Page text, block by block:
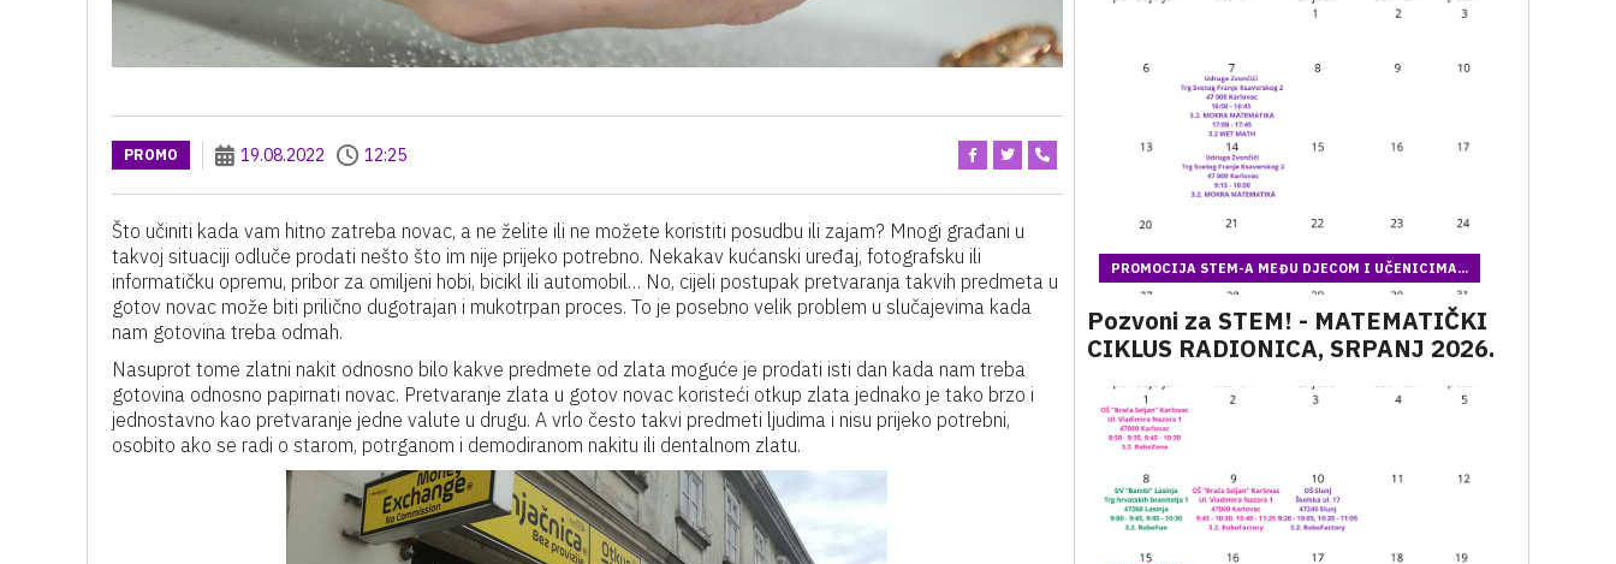
PROMO 19.08.2022 12:25
Što učiniti kada vam hitno zatreba novac, a ne želite ili ne možete koristiti posudbu ili zajam? Mnogi građani u
takvoj situaciji odluče prodati nešto što im nije prijeko potrebno. Nekakav kućanski uređaj, fotografsku ili
informatičku opremu, pribor za omiljeni hobi, bicikl ili automobil… No, cijeli postupak pretvaranja takvih predmeta u
gotov novac može biti prilično dugotrajan i mukotrpan proces. To je posebno velik problem u slučajevima kada
nam gotovina treba odmah.
Nasuprot tome zlatni nakit odnosno bilo kakve predmete od zlata moguće je prodati isti dan kada nam treba
gotovina odnosno papirnati novac. Pretvaranje zlata u gotov novac koristeći otkup zlata jednako je tako brzo i
jednostavno kao pretvaranje jedne valute u drugu. A vrlo često takvi predmeti ljudima i nisu prijeko potrebni,
osobito ako se radi o starom, potrganom i demodiranom nakitu ili dentalnom zlatu.
PROMOCIJA STEM-A MEĐU DJECOM I UČENICIMA...
Pozvoni za STEM! - MATEMATIČKI
CIKLUS RADIONICA, SRPANJ 2026.